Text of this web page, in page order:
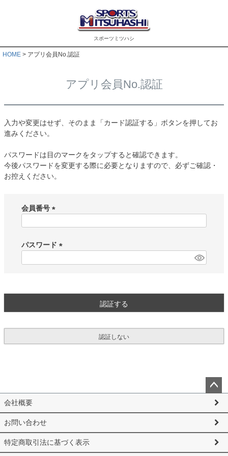
スポーツミツハシ
HOME アプリ会員No.認証
アプリ会員No.認証
入力や変更はせず、そのまま「カード認証する」ボタンを押してお
進みください。
パスワードは目のマークをタップすると確認できます。
今後パスワードを変更する際に必要となりますので、必ずご確認・
お控えください。
会員番号
須
)
パスワード
認証する
認証しない
ペー
ップ
へ
会社概要
お問い合わせ
特定商取引法に基づく表示